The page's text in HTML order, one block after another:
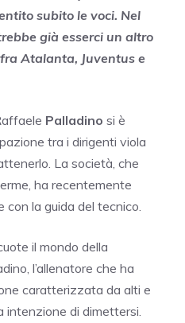
subito le voci. Nel
già esserci un altro
Atalanta, Juventus e
Palladino si è
tra i dirigenti viola
La società, che
ha recentemente
la guida del tecnico.
il mondo della
l’allenatore che ha
caratterizzata da alti e
intenzione di dimettersi.